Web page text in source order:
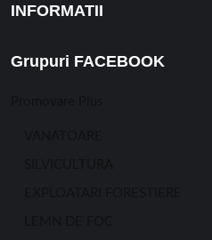
INFORMATII
Grupuri FACEBOOK